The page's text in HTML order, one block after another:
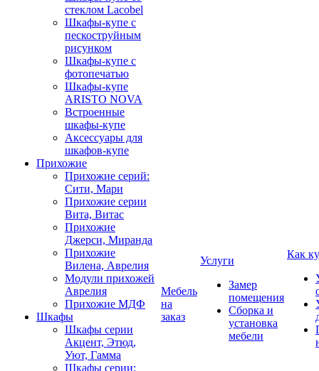
стеклом Lacobel
Шкафы-купе с
пескоструйным
рисунком
Шкафы-купе с
фотопечатью
Шкафы-купе
ARISTO NOVA
Встроенные
шкафы-купе
Аксессуары для
шкафов-купе
Прихожие
Прихожие серий:
Сити, Мари
Прихожие серии
Вита, Витас
Прихожие
Джерси, Миранда
Прихожие
Вилена, Аврелия
Модули прихожей
Аврелия
Прихожие МДФ
Шкафы
Шкафы серии
Акцент, Этюд,
Уют, Гамма
Шкафы серии:
Мебель
на
заказ
Услуги
Замер
помещения
Сборка и
установка
мебели
Как